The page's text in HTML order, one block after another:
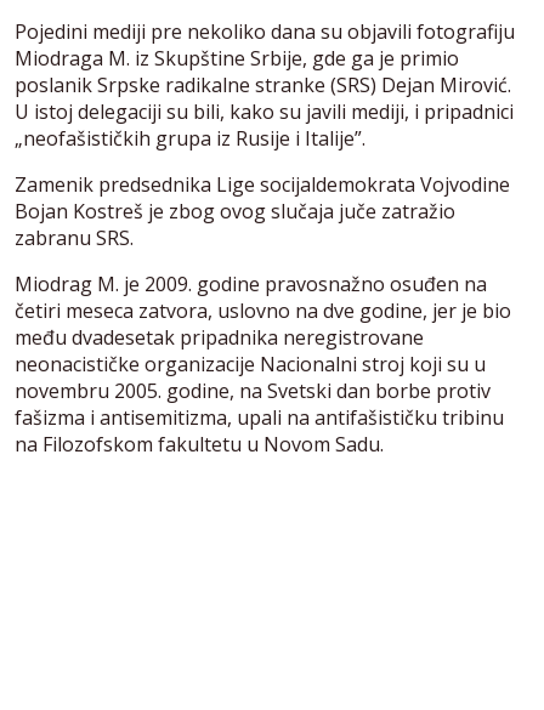
Pojedini mediji pre nekoliko dana su objavili fotografiju
Miodraga M. iz Skupštine Srbije, gde ga je primio
poslanik Srpske radikalne stranke (SRS) Dejan Mirović.
U istoj delegaciji su bili, kako su javili mediji, i pripadnici
„neofašističkih grupa iz Rusije i Italije”.
Zamenik predsednika Lige socijaldemokrata Vojvodine
Bojan Kostreš je zbog ovog slučaja juče zatražio
zabranu SRS.
Miodrag M. je 2009. godine pravosnažno osuđen na
četiri meseca zatvora, uslovno na dve godine, jer je bio
među dvadesetak pripadnika neregistrovane
neonacističke organizacije Nacionalni stroj koji su u
novembru 2005. godine, na Svetski dan borbe protiv
fašizma i antisemitizma, upali na antifašističku tribinu
na Filozofskom fakultetu u Novom Sadu.